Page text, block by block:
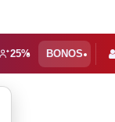
25% BONOS